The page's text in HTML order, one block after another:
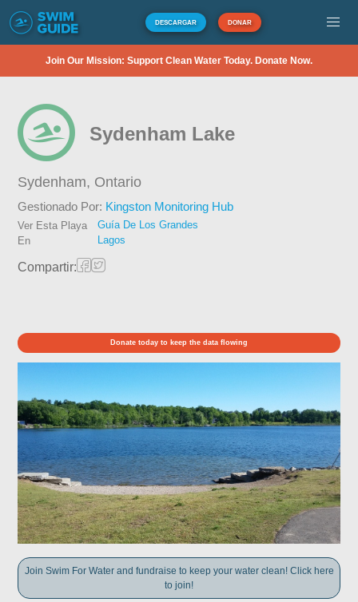
DESCARGAR DONAR
Join Our Mission: Support Clean Water Today. Donate Now.
Sydenham Lake
Sydenham, Ontario
Gestionado Por: Kingston Monitoring Hub
Ver Esta Playa
En
Guía De Los Grandes
Lagos
Compartir:
Donate today to keep the data flowing
Join Swim For Water and fundraise to keep your water clean! Click here
to join!